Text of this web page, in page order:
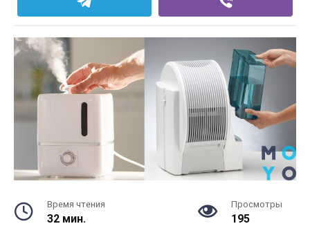
Время чтения
32 мин.
Просмотры
195